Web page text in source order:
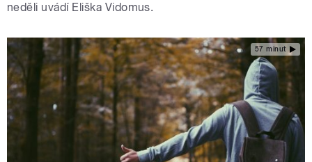
neděli uvádí Eliška Vidomus.
57 minut